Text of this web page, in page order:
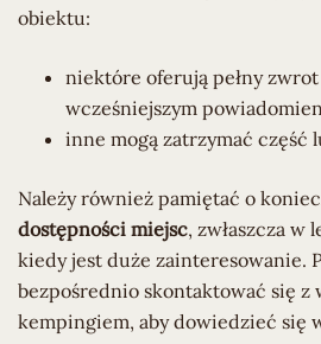
obiektu:
niektóre oferują pełny
wcześniejszym
inne mogą zatrzymać część
Należy również pamiętać o
dostępności miejsc, zwłaszcza w
kiedy jest duże zainteresowanie.
bezpośrednio skontaktować się z
kempingiem, aby dowiedzieć się